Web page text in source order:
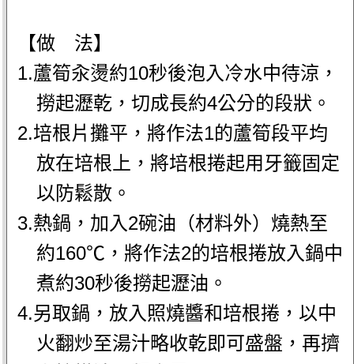
【做 法】
1.蘆筍汆燙約10秒後泡入冷水中待涼，
撈起瀝乾，切成長約4公分的段狀。
2.培根片攤平，將作法1的蘆筍段平均
放在培根上，將培根捲起用牙籤固定
以防鬆散。
3.熱鍋，加入2碗油（材料外）燒熱至
約160℃，將作法2的培根捲放入鍋中
煮約30秒後撈起瀝油。
4.另取鍋，放入照燒醬和培根捲，以中
火翻炒至湯汁略收乾即可盛盤，再擠